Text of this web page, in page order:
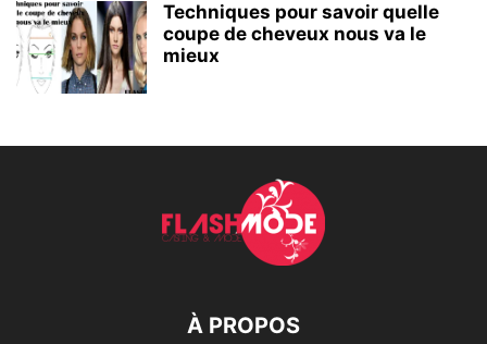
Techniques pour savoir quelle
coupe de cheveux nous va le
mieux
À PROPOS